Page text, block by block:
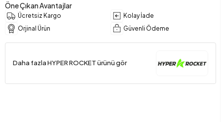
Öne Çıkan Avantajlar
Ücretsiz Kargo
Kolay İade
Orjinal Ürün
Güvenli Ödeme
Daha fazla HYPER ROCKET ürünü gör